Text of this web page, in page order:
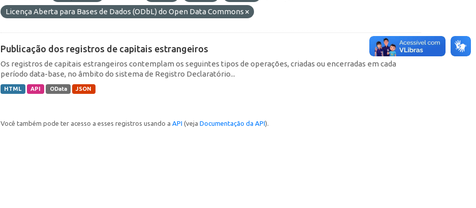
Licença Aberta para Bases de Dados (ODbL) do Open Data Commons
Publicação dos registros de capitais estrangeiros
Os registros de capitais estrangeiros contemplam os seguintes tipos de operações, criadas ou encerradas em cada
período data-base, no âmbito do sistema de Registro Declaratório...
HTML API OData JSON
Você também pode ter acesso a esses registros usando a API (veja Documentação da API).